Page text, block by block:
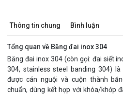
Thông tin chung Bình luận
Tổng quan về Băng đai inox 304
Băng đai inox 304 (còn gọi: đai siết
304, stainless steel banding 304)
được cán nguội và cuộn thành
chuẩn, dùng kết hợp với khóa/khớp